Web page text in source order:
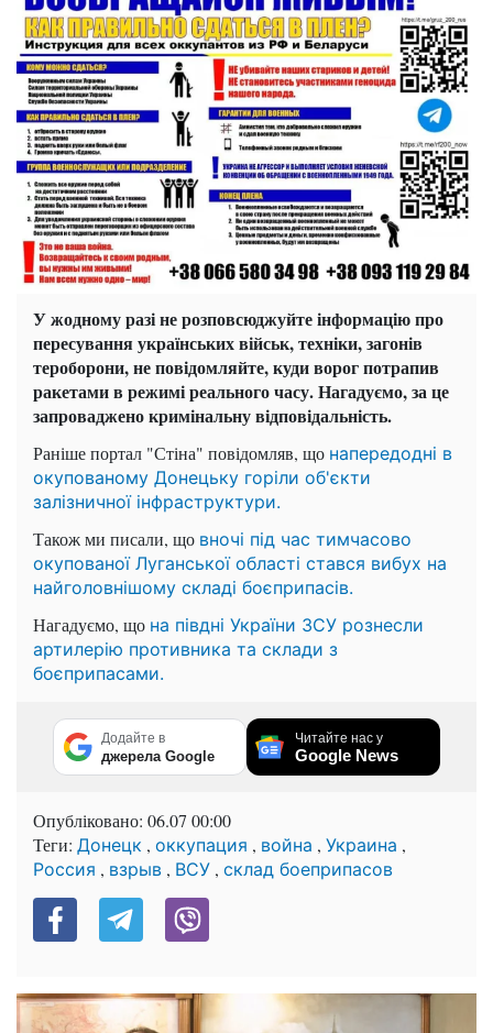
У жодному разі не розповсюджуйте інформацію про
пересування українських військ, техніки, загонів
тероборони, не повідомляйте, куди ворог потрапив
ракетами в режимі реального часу. Нагадуємо, за це
запроваджено кримінальну відповідальність.
Раніше портал "Стіна" повідомляв, що напередодні в
окупованому Донецьку горіли об'єкти
залізничної інфраструктури.
Також ми писали, що вночі під час тимчасово
окупованої Луганської області стався вибух на
найголовнішому складі боєприпасів.
Нагадуємо, що на півдні України ЗСУ рознесли
артилерію противника та склади з
боєприпасами.
Додайте в
джерела Google
Читайте нас у
Google News
Опубліковано: 06.07 00:00
Теги: Донецк , оккупация , война , Украина ,
Россия , взрыв , ВСУ , склад боеприпасов